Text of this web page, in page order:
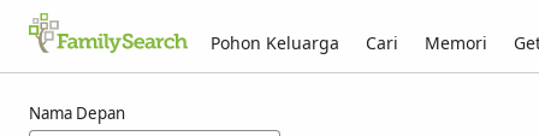
Pohon Keluarga Cari Memori
Nama Depan